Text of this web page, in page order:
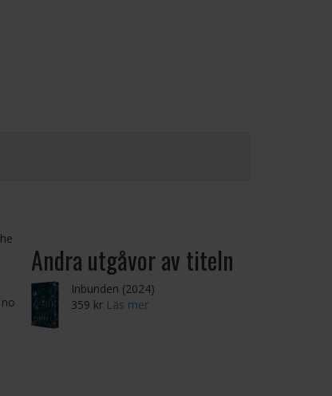
Andra utgåvor av titeln
Inbunden (2024)
359 kr Läs mer